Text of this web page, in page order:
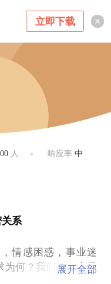
立即下载
人 响应率 中
系
情感困惑，事业迷
为何？我们好不容易
展开全部